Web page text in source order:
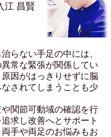
昌賢
らない手足の中には、
常な緊張が関係してい
因がはっきりせずに脳
されてしまうことも少
関節可動域の確認を行
求し改善へとサポート
手や両足のお悩みもお